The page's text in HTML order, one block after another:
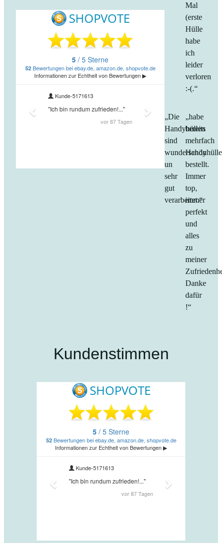
Mal
(erste
Hülle
habe
ich
leider
verloren
:-(.“
„Die
Handyhüllen
sind
wunderschön
un
sehr
gut
verarbeitet.“
„habe
bereits
mehrfach
bestellt.
Immer
top,
immer
perfekt
und
alles
zu
meiner
Danke
dafür
!“
Kundenstimmen